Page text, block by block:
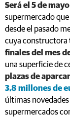
Será el 5 de mayo
supermercado
desde el pasado
cuya constructora
finales del mes
una superficie de
plazas de
3,8 millones de
últimas
supermercados